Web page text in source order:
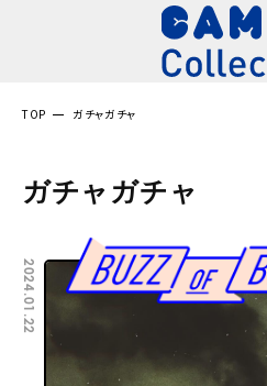
TOP ガチャガチャ
ガチャガチャ
2024.01.22